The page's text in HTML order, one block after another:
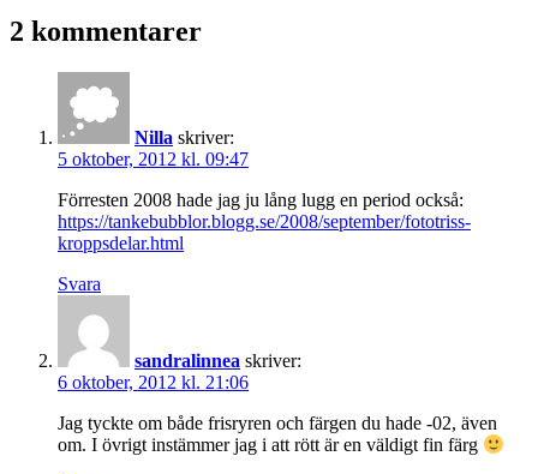
2 kommentarer
Nilla skriver:
5 oktober, 2012 kl. 09:47
Förresten 2008 hade jag ju lång lugg en period också:
https://tankebubblor.blogg.se/2008/september/fototriss-
kroppsdelar.html
Svara
sandralinnea skriver:
6 oktober, 2012 kl. 21:06
Jag tyckte om både frisryren och färgen du hade -02, även
om. I övrigt instämmer jag i att rött är en väldigt fin färg